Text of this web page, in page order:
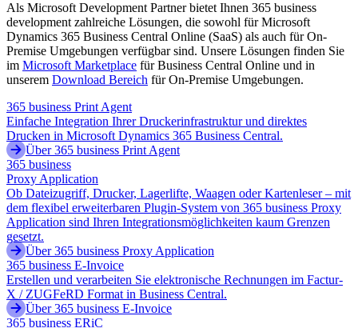
Als Microsoft Development Partner bietet Ihnen 365 business
development zahlreiche Lösungen, die sowohl für Microsoft
Dynamics 365 Business Central Online (SaaS) als auch für On-
Premise Umgebungen verfügbar sind. Unsere Lösungen finden Sie
im Microsoft Marketplace für Business Central Online und in
unserem Download Bereich für On-Premise Umgebungen.
365 business Print Agent
Einfache Integration Ihrer Druckerinfrastruktur und direktes
Drucken in Microsoft Dynamics 365 Business Central.
Über 365 business Print Agent
365 business
Proxy Application
Ob Dateizugriff, Drucker, Lagerlifte, Waagen oder Kartenleser – mit
dem flexibel erweiterbaren Plugin-System von 365 business Proxy
Application sind Ihren Integrationsmöglichkeiten kaum Grenzen
gesetzt.
Über 365 business Proxy Application
365 business E-Invoice
Erstellen und verarbeiten Sie elektronische Rechnungen im Factur-
X / ZUGFeRD Format in Business Central.
Über 365 business E-Invoice
365 business ERiC